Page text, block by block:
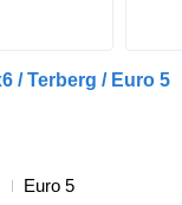
/ Terberg / Euro 5
Euro 5